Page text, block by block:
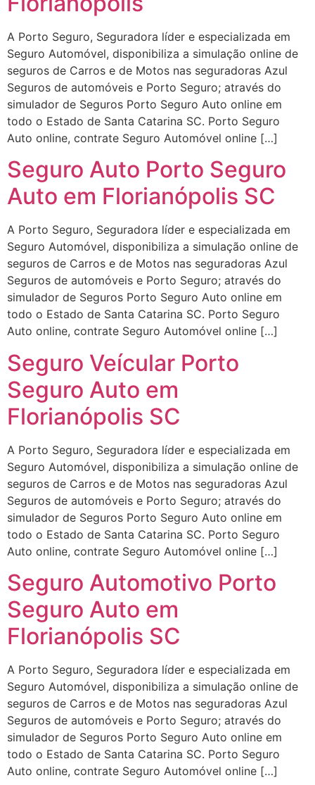
A Porto Seguro, Seguradora líder e especializada em
Seguro Automóvel, disponibiliza a simulação online de
seguros de Carros e de Motos nas seguradoras Azul
Seguros de automóveis e Porto Seguro; através do
simulador de Seguros Porto Seguro Auto online em
todo o Estado de Santa Catarina SC. Porto Seguro
Auto online, contrate Seguro Automóvel online […]
Seguro Auto Porto Seguro
Auto em Florianópolis SC
A Porto Seguro, Seguradora líder e especializada em
Seguro Automóvel, disponibiliza a simulação online de
seguros de Carros e de Motos nas seguradoras Azul
Seguros de automóveis e Porto Seguro; através do
simulador de Seguros Porto Seguro Auto online em
todo o Estado de Santa Catarina SC. Porto Seguro
Auto online, contrate Seguro Automóvel online […]
Seguro Veícular Porto
Seguro Auto em
Florianópolis SC
A Porto Seguro, Seguradora líder e especializada em
Seguro Automóvel, disponibiliza a simulação online de
seguros de Carros e de Motos nas seguradoras Azul
Seguros de automóveis e Porto Seguro; através do
simulador de Seguros Porto Seguro Auto online em
todo o Estado de Santa Catarina SC. Porto Seguro
Auto online, contrate Seguro Automóvel online […]
Seguro Automotivo Porto
Seguro Auto em
Florianópolis SC
A Porto Seguro, Seguradora líder e especializada em
Seguro Automóvel, disponibiliza a simulação online de
seguros de Carros e de Motos nas seguradoras Azul
Seguros de automóveis e Porto Seguro; através do
simulador de Seguros Porto Seguro Auto online em
todo o Estado de Santa Catarina SC. Porto Seguro
Auto online, contrate Seguro Automóvel online […]